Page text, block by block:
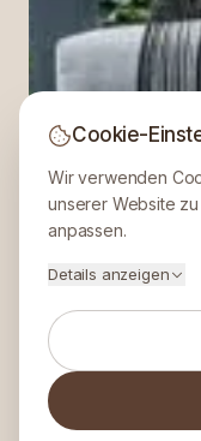
Cookie-
Wir verwenden
unserer Website
anpassen.
Details anzeigen